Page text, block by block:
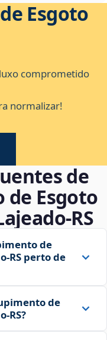
Esgoto
comprometido
normalizar!
de
Esgoto
de
perto de
de